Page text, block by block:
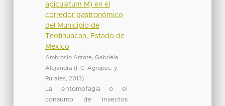
apiculatum M) en el
corredor gastronómico
del Municipio de
Teotihuacan, Estado de
Mexico
Ambrosio Arzate, Gabriela
Alejandra (I. C. Agropec. y
Rurales
2013)
La entomofagia o el
consumo de insectos